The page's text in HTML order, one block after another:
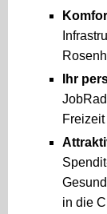
Ihr
in die